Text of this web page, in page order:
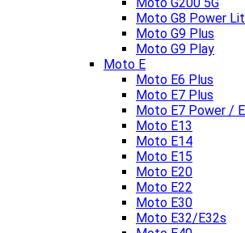
Moto G8 Power
Moto G9 Plus
Moto G9 Play
Moto E
Moto E6 Plus
Moto E7 Plus
Moto E7 Power /
Moto E13
Moto E14
Moto E15
Moto E20
Moto E22
Moto E30
Moto E32/E32s